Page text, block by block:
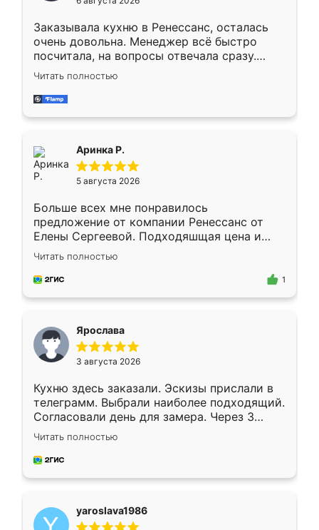
мебели буду заказывать только здесь.
Заказывала кухню в Ренессанс, осталась
очень довольна. Менеджер всё быстро
посчитала, на вопросы отвечала сразу.
Замерщик приехал в субботу, подошёл к
делу со всей ответственностью. Собрали
за день, ребята работали аккуратно, даже
Читать полностью
Аринка Р.
5 августа 2026
Больше всех мне понравилось
предложение от компании Ренессанс от
Елены Сергеевой. Подходяшщая цена и
короткие сроки изготовления. Приехавший
для замера сотрудник Владислав
предложил по моему эскизу самый
Читать полностью
1
Ярослава
3 августа 2026
Кухню здесь заказали. Эскизы прислали в
телеграмм. Выбрали наиболее подходящий.
Согласовали день для замера. Через 3
недели кухня была уже готова. Остались
довольны работой. Спасибо Ренессанс
мебель за качественную работу!
Читать полностью
yaroslava1986